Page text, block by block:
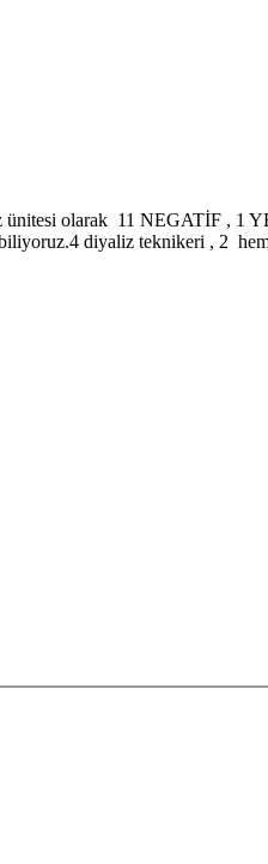
ünitesi olarak 11 NEGATİF , 1
diyaliz teknikeri , 2